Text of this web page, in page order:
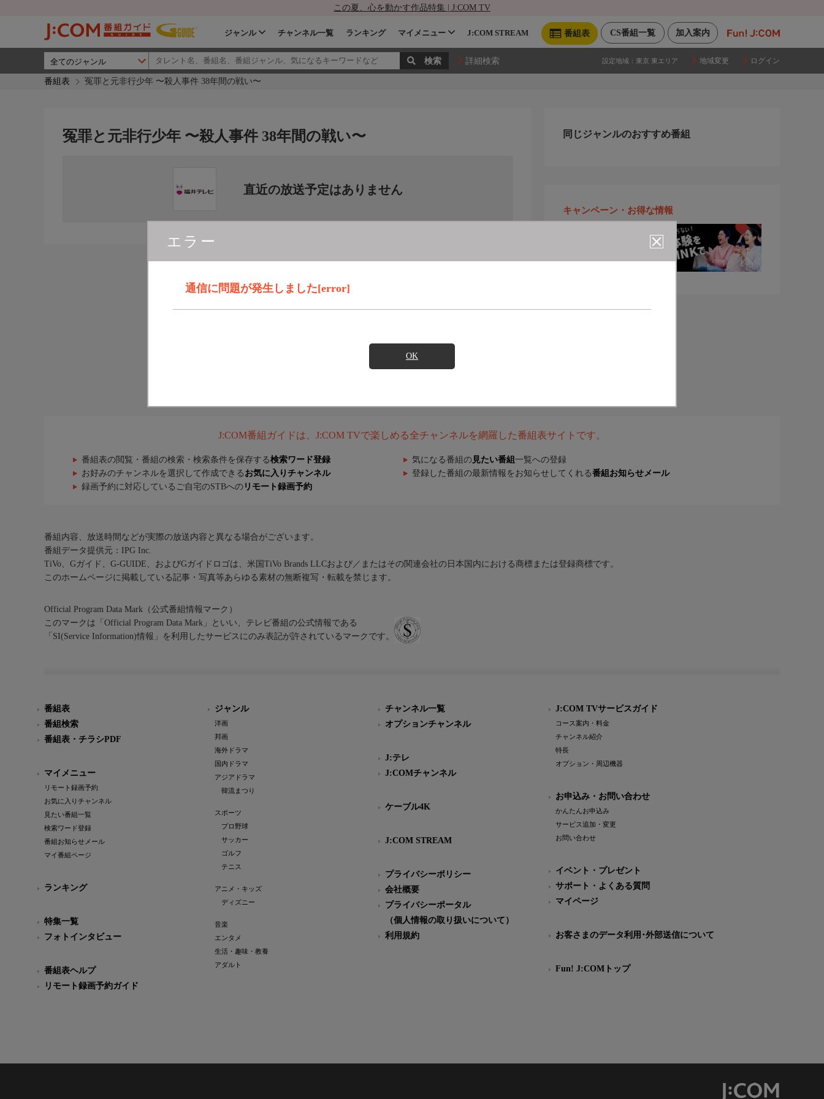
この夏、心を動かす作品特集 | J:COM TV
加入案内
CS番組一覧
番組表
ジャンル チャンネル一覧 ランキング マイメニュー J:COM STREAM
詳細検索 設定地域： 東京 東エリア 地域変更 ログイン
番組表 冤罪と元非行少年 〜殺人事件 38年間の戦い〜
エラー
通信に問題が発生しました[error]
OK
冤罪と元非行少年 〜殺人事件 38年間の戦い〜
直近の放送予定はありません
同じジャンルのおすすめ番組
キャンペーン・お得な情報
J:COM番組ガイドは、J:COM TVで楽しめる全チャンネルを網羅した番組表サイトです。
番組表の閲覧・番組の検索・検索条件を保存する検索ワード登録 気になる番組の 見たい番組 一覧への登録
お好みのチャンネルを選択して作成できる お気に入りチャンネル 登録した番組の最新情報をお知らせしてくれる番組お知らせメール
録画予約に対応しているご自宅のSTBへの リモート録画予約
番組内容、放送時間などが実際の放送内容と異なる場合がございます。
番組データ提供元：IPG Inc.
TiVo、Gガイド、G-GUIDE、およびGガイドロゴは、米国TiVo Brands LLCおよび／またはその関連会社の日本国内における商標または登録商標です。
このホームページに掲載している記事・写真等あらゆる素材の無断複写・転載を禁じます。
Official Program Data Mark（公式番組情報マーク）
このマークは「Official Program Data Mark」といい、テレビ番組の公式情報である
「SI(Service Information)情報」を利用したサービスにのみ表記が許されているマークです。
番組表
番組検索
番組表・チラシPDF
マイメニュー
リモート録画予約
お気に入りチャンネル
見たい番組一覧
検索ワード登録
番組お知らせメール
マイ番組ページ
ランキング
特集一覧
フォトインタビュー
番組表ヘルプ
リモート録画予約ガイド
ジャンル
洋画
邦画
海外ドラマ
国内ドラマ
アジアドラマ
韓流まつり
スポーツ
プロ野球
サッカー
ゴルフ
テニス
アニメ・キッズ
ディズニー
音楽
エンタメ
生活・趣味・教養
アダルト
チャンネル一覧
オプションチャンネル
J:テレ
J:COMチャンネル
ケーブル4K
J:COM STREAM
プライバシーポリシー
会社概要
プライバシーポータル
（個人情報の取り扱いについて）
利用規約
J:COM TVサービスガイド
コース案内・料金
チャンネル紹介
特長
オプション・周辺機器
お申込み・お問い合わせ
かんたんお申込み
サービス追加・変更
お問い合わせ
イベント・プレゼント
サポート・よくある質問
マイページ
お客さまのデータ利用･外部送信について
Fun! J:COMトップ